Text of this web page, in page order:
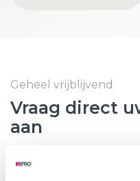
Geheel vrijblijvend
Vraag direct
aan